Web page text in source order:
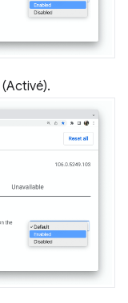
(Activé).